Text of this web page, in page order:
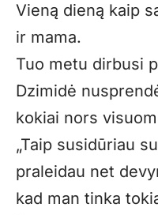
Vieną dieną kaip
ir mama.
Tuo metu dirbusi
Dzimidė
kokiai nors
„Taip susidūriau
praleidau net
kad man tinka